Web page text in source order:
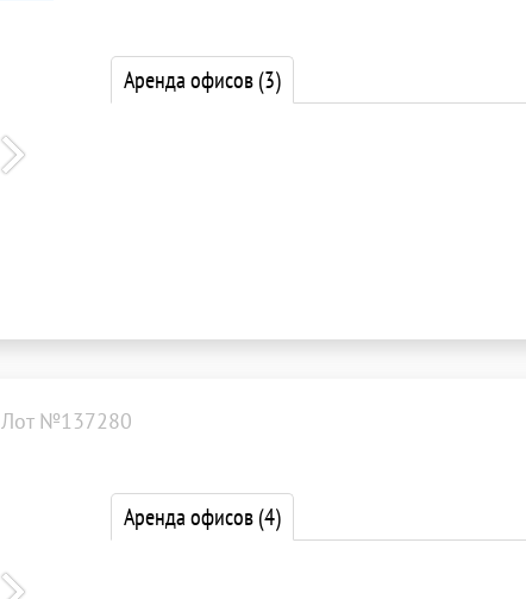
Аренда офисов(3)
Лот №137280
Аренда офисов(4)